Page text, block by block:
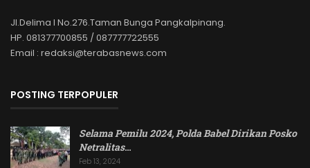
Jl.Delima I No.276.Taman Bunga Pangkalpinang.
HP. 081377700855 / 087777722555
Email : redaksi@terabasnews.com
POSTING TERPOPULER
Selama Pemilu 2024, Polda Babel Dirikan Posko
Netralitas…
Feb 13, 2024